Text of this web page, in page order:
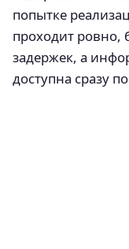
попытке
проходит ровно,
задержек, а
доступна сразу